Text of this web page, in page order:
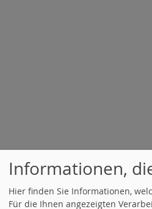
Informationen,
Hier finden Sie Informationen,
Für die Ihnen angezeigten